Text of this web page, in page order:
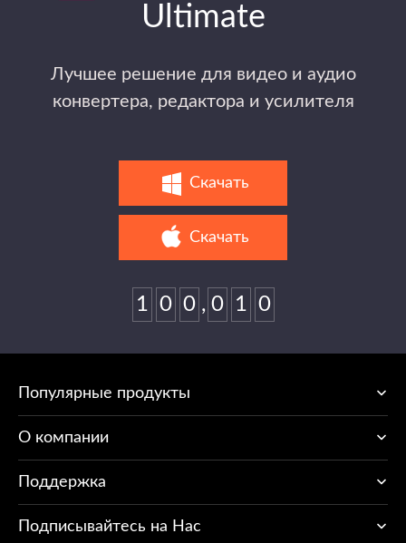
Ultimate
Лучшее решение для видео и аудио
конвертера, редактора и усилителя
Скачать
Скачать
1 0 0 , 0 1 0
Популярные продукты
O компании
Поддержка
Подписывайтесь на Нас